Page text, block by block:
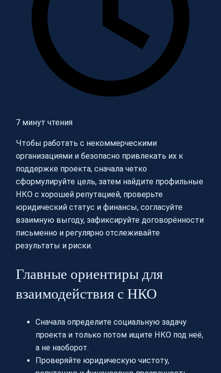
7 минут чтения
Чтобы работать с некоммерческими
организациями и безопасно привлекать их к
поддержке проекта, сначала четко
сформулируйте цель, затем найдите профильные
НКО с хорошей репутацией, проверьте
юридический статус и финансы, согласуйте
взаимную выгоду, зафиксируйте договорённости
письменно и регулярно отслеживайте
результаты и риски.
Главные ориентиры для
взаимодействия с НКО
Сначала определите социальную задачу
проекта и только потом ищите НКО под неё,
а не наоборот.
Проверяйте юридическую чистоту,